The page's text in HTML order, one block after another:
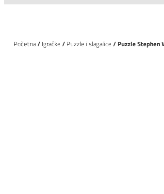
Početna/ Igračke / Puzzle i slagalice / Puzzle Stephen